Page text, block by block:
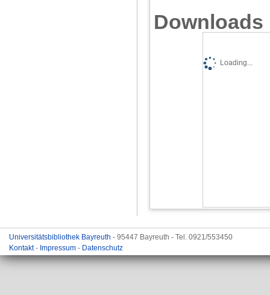
Downloads
Loading...
Universitätsbibliothek Bayreuth - 95447 Bayreuth - Tel. 0921/553450
Kontakt- Impressum - Datenschutz